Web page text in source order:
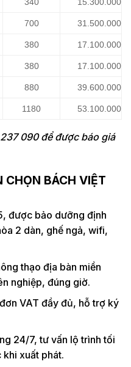
700 31.500.000
380 17.100.000
380 17.100.000
880 39.600.000
1180 53.100.000
090 để được báo giá
CHỌN BÁCH VIỆT
được bảo dưỡng định
2 dàn, ghế ngả, wifi,
thạo địa bàn miền
nghiệp, đúng giờ.
VAT đầy đủ, hỗ trợ ký
24/7, tư vấn lộ trình tối
xuất phát.